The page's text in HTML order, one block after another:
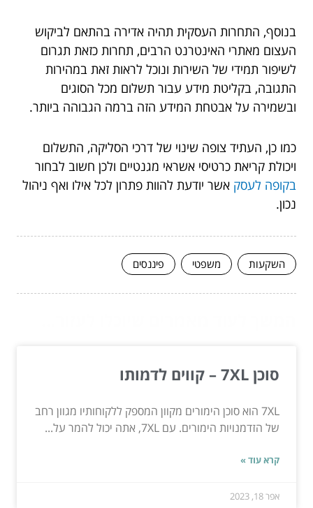
בנוסף, התחרות העסקית תהיה אדירה בהתאם לביקוש
העצום מאתרי האינטרנט הרבים, תחרות כזאת תגרום
לשיפור תמידי של השירות ונוכל לראות זאת במהירות
התגובה, בקליטת מידע עבור תשלום מכל הסוגים
ובשמירה על אבטחת המידע הזה ברמה הגבוהה ביותר.
כמו כן, העתיד צופה שינוי של דרכי הסליקה, התשלום
ויכולת קריאת כרטיסי אשראי מגנטיים ולכן חשוב לבחור
בקופה לעסק אשר יודעת להוות פתרון לכל אילו ואף ניהול
נכון.
השקעות משפטי פיננסים
סוכן 7XL – קווים לדמותו
7XL הוא סוכן הימורים מקוון המספק ללקוחותיו מגוון רחב
של הזדמנויות הימורים. עם 7XL, אתה יכול להמר על...
קרא עוד »
אפר 18, 2023